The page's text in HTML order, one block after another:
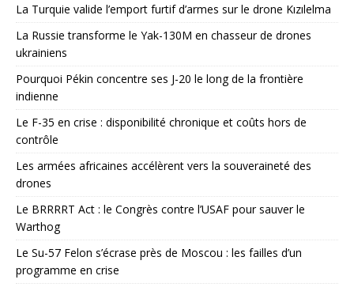
La Turquie valide l’emport furtif d’armes sur le drone Kızılelma
La Russie transforme le Yak-130M en chasseur de drones
ukrainiens
Pourquoi Pékin concentre ses J-20 le long de la frontière
indienne
Le F-35 en crise : disponibilité chronique et coûts hors de
contrôle
Les armées africaines accélèrent vers la souveraineté des
drones
Le BRRRRT Act : le Congrès contre l’USAF pour sauver le
Warthog
Le Su-57 Felon s’écrase près de Moscou : les failles d’un
programme en crise